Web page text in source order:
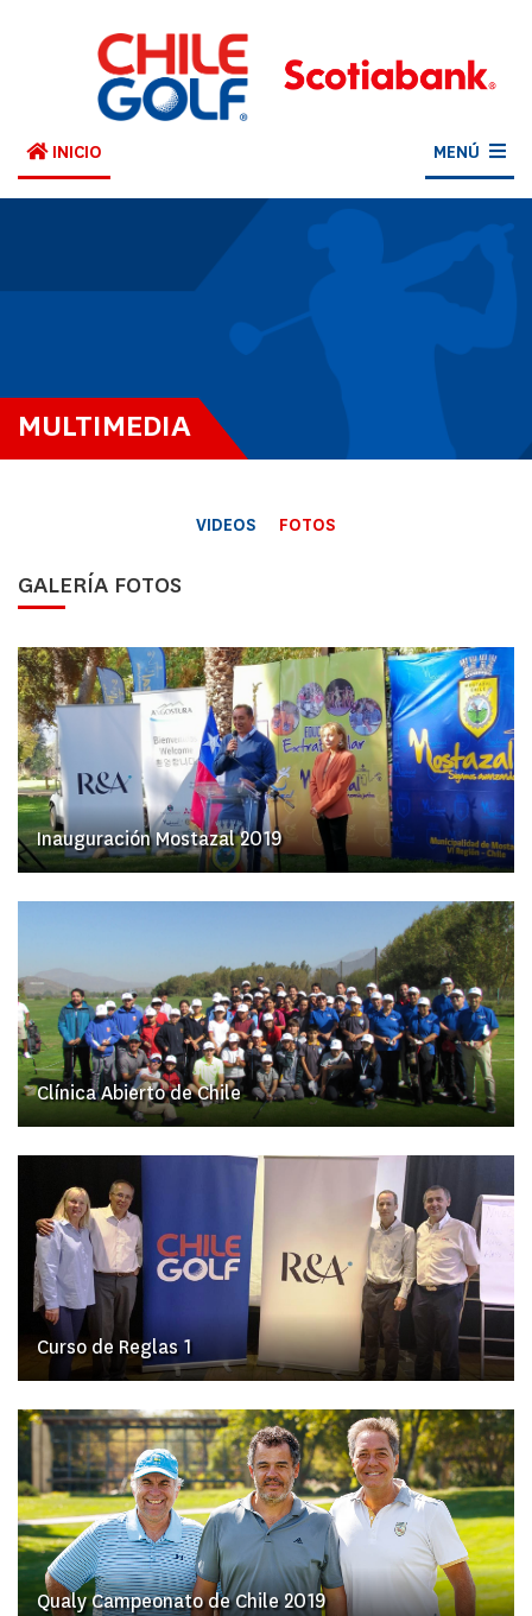
INICIO MENÚ
MULTIMEDIA
VIDEOS FOTOS
GALERÍA FOTOS
Inauguración Mostazal 2019
Clínica Abierto de Chile
Curso de Reglas 1
Qualy Campeonato de Chile 2019